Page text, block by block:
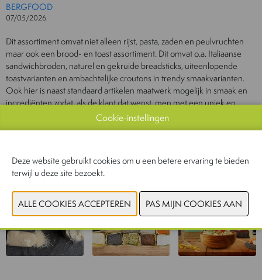
BERGFOOD
07/05/2026
Dit assortiment omvat niet alleen rijst, pasta, zaden en peulvruchten
maar ook een brood- en toast assortiment. Dit omvat o.a. Italiaanse
sandwichbroden, naturel en gekruide breadsticks, uiteenlopende
toastvarianten en ambachtelijke croutons in trendy smaakvarianten.
Ook hier is naast standaard artikelen maatwerk mogelijk in smaak en
ingrediënten zodat, als de klant dat wenst, men met een uniek en
onderscheidend product kan werken.
Cookie-instellingen
Deze website gebruikt cookies om u een betere ervaring te bieden
terwijl u deze site bezoekt.